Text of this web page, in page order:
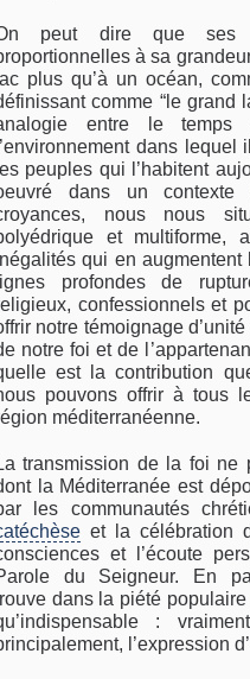
peut dire que ses
à sa
plus qu’à un océan,
comme “le grand
entre le
dans
peuples qui l’habitent
dans un
nous nous
et multiforme,
qui en augmentent
profondes de
confessionnels et
notre témoignage
notre foi et de
est la contribution
pouvons offrir à tous
méditerranéenne.
transmission de la foi ne
la Méditerranée est
les communautés
et la célébration
et l’écoute
du Seigneur. En
dans la piété
:
l’expression